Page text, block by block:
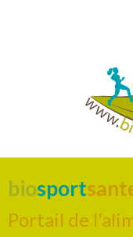
biosport
Portail de